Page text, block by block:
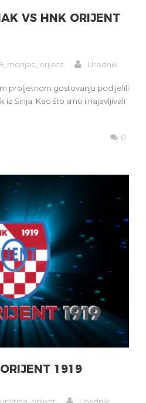
VS HNK ORIJENT
monjac orijent Urednik
proljetnom gostovanju podijelili
iz Sinja. Kao što smo i najavljivali
0
1919
orijent Urednik